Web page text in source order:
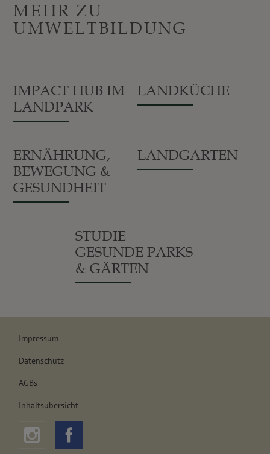
MEHR ZU
UMWELTBILDUNG
IMPACT HUB IM
LANDPARK
LANDKÜCHE
ERNÄHRUNG,
BEWEGUNG &
GESUNDHEIT
LANDGARTEN
STUDIE
GESUNDE PARKS
& GÄRTEN
Impressum
Datenschutz
AGBs
Inhaltsübersicht